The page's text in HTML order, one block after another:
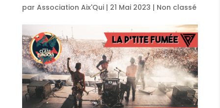
par Association Aix'Qui| 21 Mai 2023 | Non classé